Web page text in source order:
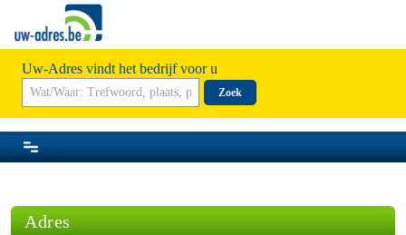
Uw-Adres vindt het bedrijf voor u
Zoek
Adres